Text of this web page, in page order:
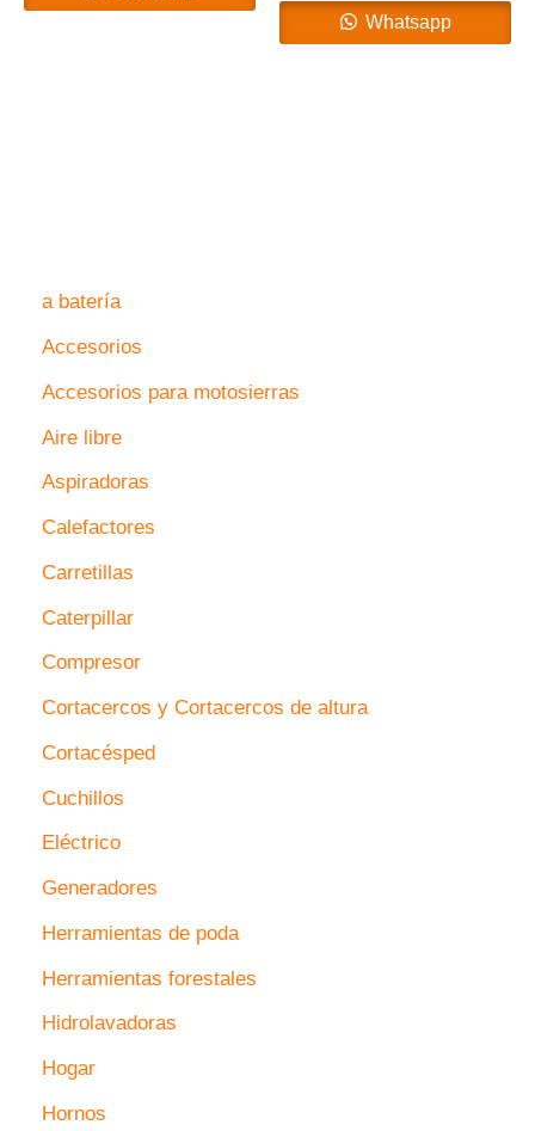
a batería
Accesorios
Accesorios para motosierras
Aire libre
Aspiradoras
Calefactores
Carretillas
Caterpillar
Compresor
Cortacercos y Cortacercos de altura
Cortacésped
Cuchillos
Eléctrico
Generadores
Herramientas de poda
Herramientas forestales
Hidrolavadoras
Hogar
Hornos
Whatsapp